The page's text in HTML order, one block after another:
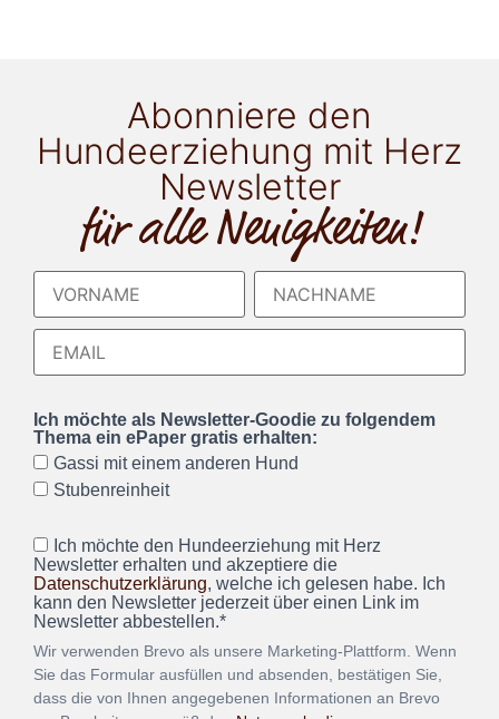
Abonniere den
Hundeerziehung mit Herz
Newsletter
für alle Neuigkeiten!
Ich möchte als Newsletter-Goodie zu folgendem
Thema ein ePaper gratis erhalten:
Gassi mit einem anderen Hund
Stubenreinheit
Ich möchte den Hundeerziehung mit Herz
Newsletter erhalten und akzeptiere die
Datenschutzerklärung, welche ich gelesen habe. Ich
kann den Newsletter jederzeit über einen Link im
Newsletter abbestellen.*
Wir verwenden Brevo als unsere Marketing-Plattform. Wenn
Sie das Formular ausfüllen und absenden, bestätigen Sie,
dass die von Ihnen angegebenen Informationen an Brevo